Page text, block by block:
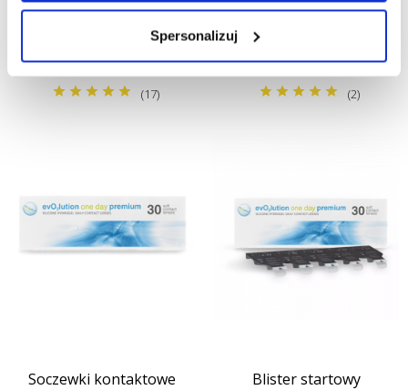
Spersonalizuj
miesięczne Biofinity 6 szt.
91,99 zł
Biofinity Energys 6 szt.
(17)
Soczewki kontaktowe
(2)
Blister startowy